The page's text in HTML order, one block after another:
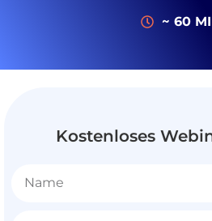
Quicargo
~ 60
Kostenloses